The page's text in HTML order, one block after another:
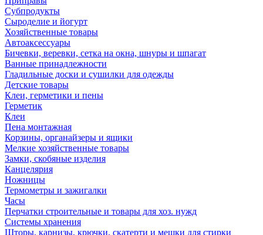
Субпродукты
Сыроделие и йогурт
Хозяйственные товары
Автоаксессуары
Бичевки, веревки, сетка на окна, шнуры и шпагат
Ванные принадлежности
Гладильные доски и сушилки для одежды
Детские товары
Клеи, герметики и пены
Герметик
Клеи
Пена монтажная
Корзины, органайзеры и ящики
Мелкие хозяйственные товары
Замки, скобяные изделия
Канцелярия
Ножницы
Термометры и зажигалки
Часы
Перчатки строительные и товары для хоз. нужд
Системы хранения
Шторы, карнизы, крючки, скатерти и мешки для стирки